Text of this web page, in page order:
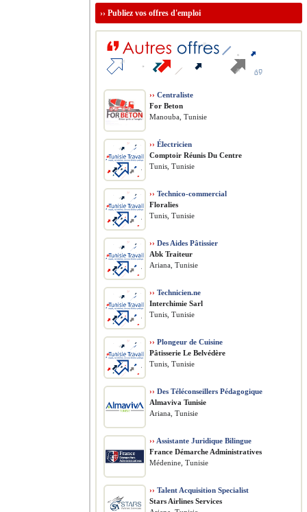
›› Publiez vos offres d'emploi
›› Centraliste
For Beton
Manouba, Tunisie
›› Électricien
Comptoir Réunis Du Centre
Tunis, Tunisie
›› Technico-commercial
Floralies
Tunis, Tunisie
›› Des Aides Pâtissier
Abk Traiteur
Ariana, Tunisie
›› Technicien.ne
Interchimie Sarl
Tunis, Tunisie
›› Plongeur de Cuisine
Pâtisserie Le Belvédère
Tunis, Tunisie
›› Des Téléconseillers Pédagogique
Almaviva Tunisie
Ariana, Tunisie
›› Assistante Juridique Bilingue
France Démarche Administratives
Médenine, Tunisie
›› Talent Acquisition Specialist
Stars Airlines Services